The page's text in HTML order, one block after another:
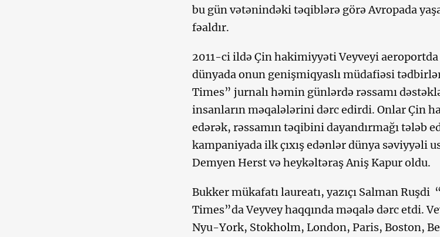
bu gün vətənindəki təqiblərə görə Avropada
fəaldır.
2011-ci ildə Çin hakimiyyəti Veyveyi
dünyada onun genişmiqyaslı müdafiəsi
Times” jurnalı həmin günlərdə rəssamı
insanların məqalələrini dərc edirdi. Onlar Çin
edərək, rəssamın təqibini dayandırmağı tələb
kampaniyada ilk çıxış edənlər dünya səviyyəli
Demyen Herst və heykəltəraş Aniş Kapur oldu.
Bukker mükafatı laureatı, yazıçı Salman Ruşdi
Times”da Veyvey haqqında məqalə dərc etdi.
Nyu-York, Stokholm, London, Paris, Boston,